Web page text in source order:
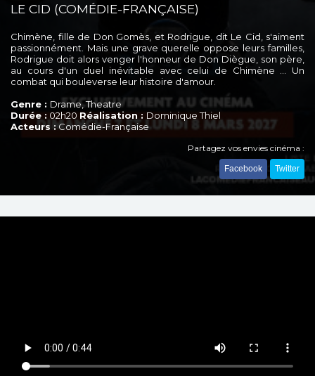
LE CID (COMÉDIE-FRANÇAISE)
Chimène, fille de Don Gomès, et Rodrigue, dit Le Cid, s'aiment
passionnément. Mais une grave querelle oppose leurs familles,
Rodrigue doit alors venger l'honneur de Don Diègue, son père,
au cours d'un duel inévitable avec celui de Chimène … Un
combat qui bouleverse leur histoire d'amour.
Genre : Drame, Theatre
Durée : 02h20 Réalisation : Dominique Thiel
Acteurs : Comédie-Française
Partagez vos envies cinéma :
Facebook Twitter